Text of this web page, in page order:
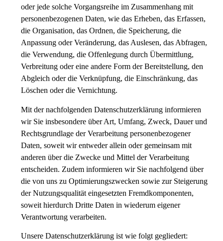
oder jede solche Vorgangsreihe im Zusammenhang mit
personenbezogenen Daten, wie das Erheben, das Erfassen,
die Organisation, das Ordnen, die Speicherung, die
Anpassung oder Veränderung, das Auslesen, das Abfragen,
die Verwendung, die Offenlegung durch Übermittlung,
Verbreitung oder eine andere Form der Bereitstellung, den
Abgleich oder die Verknüpfung, die Einschränkung, das
Löschen oder die Vernichtung.
Mit der nachfolgenden Datenschutzerklärung informieren
wir Sie insbesondere über Art, Umfang, Zweck, Dauer und
Rechtsgrundlage der Verarbeitung personenbezogener
Daten, soweit wir entweder allein oder gemeinsam mit
anderen über die Zwecke und Mittel der Verarbeitung
entscheiden. Zudem informieren wir Sie nachfolgend über
die von uns zu Optimierungszwecken sowie zur Steigerung
der Nutzungsqualität eingesetzten Fremdkomponenten,
soweit hierdurch Dritte Daten in wiederum eigener
Verantwortung verarbeiten.
Unsere Datenschutzerklärung ist wie folgt gegliedert: